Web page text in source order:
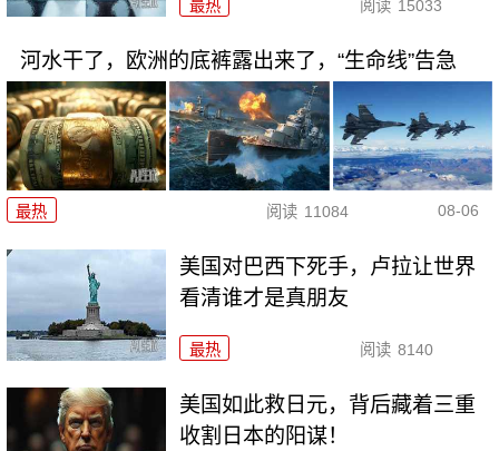
最热 阅读 15033
河水干了，欧洲的底裤露出来了，“生命线”告急
最热 阅读 11084 08-06
美国对巴西下死手，卢拉让世界
看清谁才是真朋友
最热 阅读 8140
美国如此救日元，背后藏着三重
收割日本的阳谋！